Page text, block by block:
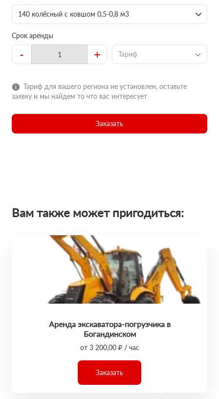
140 колёсный с ковшом 0,5-0,8 м3
Срок аренды
- + Тариф
Тариф для вашего региона не установлен, оставьте
заявку и мы найдем то что вас интересует
Заказать
Вам также может пригодиться:
Аренда экскаватора-погрузчика в
Богандинском
от 3 200,00 ₽ / час
Заказать